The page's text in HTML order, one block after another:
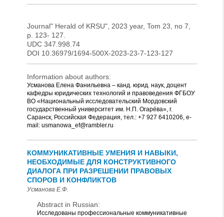
Journal" Herald of KRSU", 2023 year, Tom 23, no 7,
p. 123- 127.
UDC 347.998.74
DOI 10.36979/1694-500X-2023-23-7-123-127
Information about authors:
Усманова Елена Фанильевна – канд. юрид. наук, доцент
кафедры юридических технологий и правоведения ФГБОУ
ВО «Национальный исследовательский Мордовский
государственный университет им. Н.П. Огарёва», г.
Саранск, Российская Федерация, тел.: +7 927 6410206, e-
mail: usmanowa_ef@rambler.ru
КОММУНИКАТИВНЫЕ УМЕНИЯ И НАВЫКИ,
НЕОБХОДИМЫЕ ДЛЯ КОНСТРУКТИВНОГО
ДИАЛОГА ПРИ РАЗРЕШЕНИИ ПРАВОВЫХ
СПОРОВ И КОНФЛИКТОВ
Усманова Е.Ф.
Abstract in Russian:
Исследованы профессиональные коммуникативные